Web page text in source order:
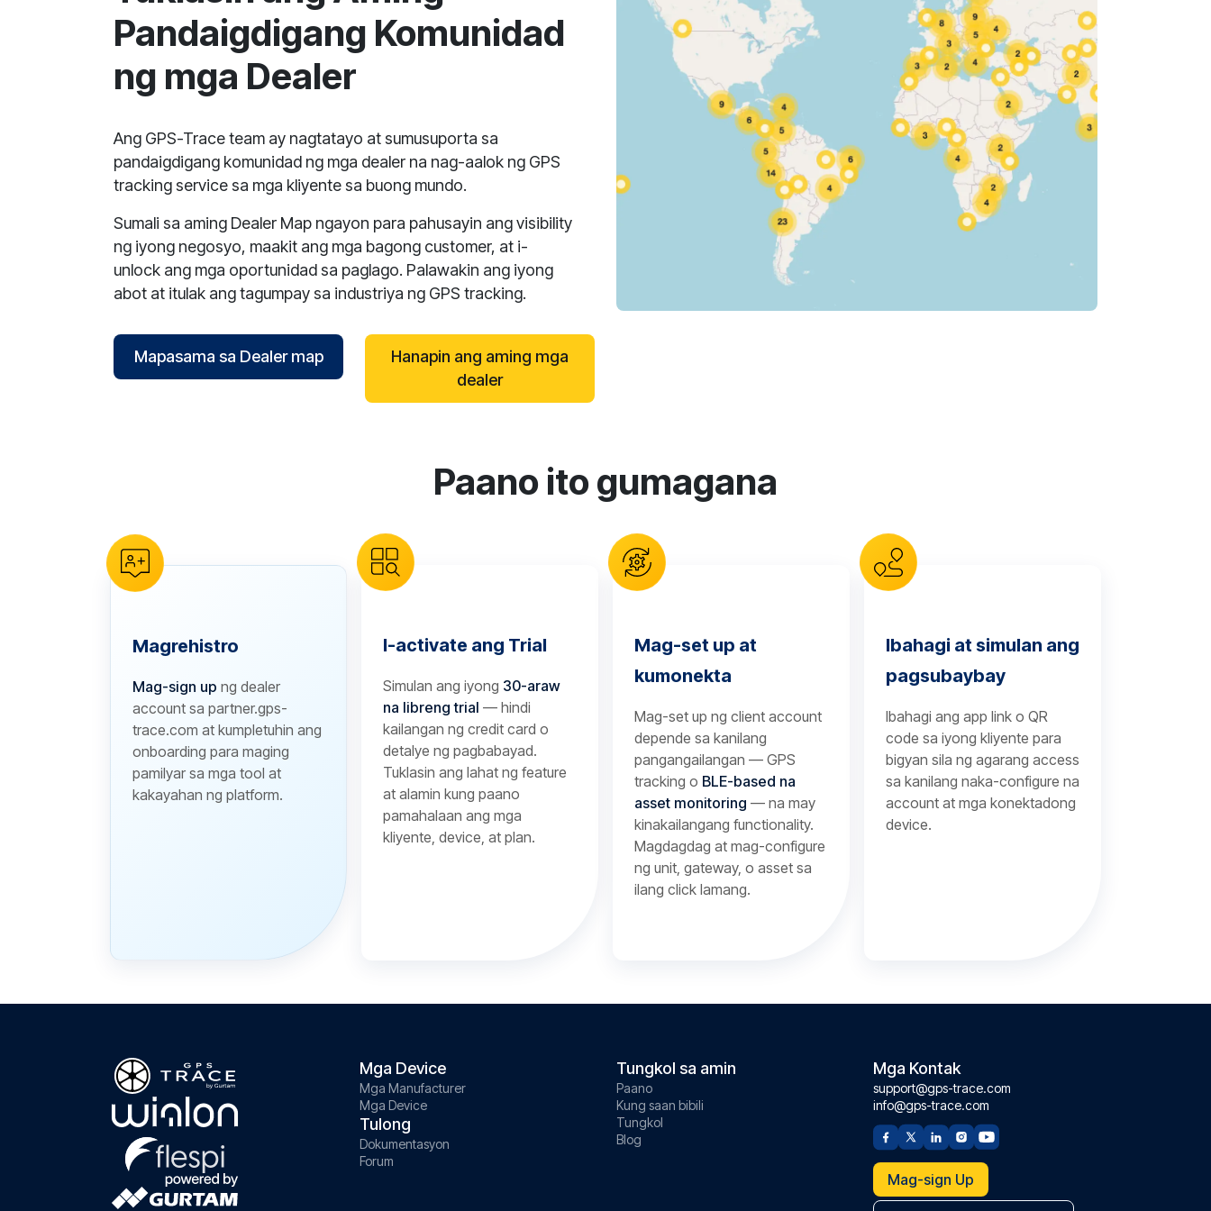
Pandaigdigang Komunidad
ng mga Dealer
Ang GPS-Trace team ay nagtatayo at sumusuporta sa
pandaigdigang komunidad ng mga dealer na nag-aalok ng GPS
tracking service sa mga kliyente sa buong mundo.
Sumali sa aming Dealer Map ngayon para pahusayin ang visibility
ng iyong negosyo, maakit ang mga bagong customer, at i-
unlock ang mga oportunidad sa paglago. Palawakin ang iyong
abot at itulak ang tagumpay sa industriya ng GPS tracking.
Mapasama sa Dealer map
Hanapin ang aming mga
dealer
Paano ito gumagana
Magrehistro
Mag-sign up ng dealer
account sa partner.gps-
trace.com at kumpletuhin ang
onboarding para maging
pamilyar sa mga tool at
kakayahan ng platform.
I-activate ang Trial
Simulan ang iyong 30-araw
na libreng trial — hindi
kailangan ng credit card o
detalye ng pagbabayad.
Tuklasin ang lahat ng feature
at alamin kung paano
pamahalaan ang mga
kliyente, device, at plan.
Mag-set up at
kumonekta
Mag-set up ng client account
depende sa kanilang
pangangailangan — GPS
tracking o BLE-based na
asset monitoring — na may
kinakailangang functionality.
Magdagdag at mag-configure
ng unit, gateway, o asset sa
ilang click lamang.
Ibahagi at simulan ang
pagsubaybay
Ibahagi ang app link o QR
code sa iyong kliyente para
bigyan sila ng agarang access
sa kanilang naka-configure na
account at mga konektadong
device.
Mga Device
Mga Manufacturer
Mga Device
Tulong
Dokumentasyon
Forum
Tungkol sa amin
Paano
Kung saan bibili
Tungkol
Blog
Mga Kontak
support@gps-trace.com
info@gps-trace.com
Mag-sign Up